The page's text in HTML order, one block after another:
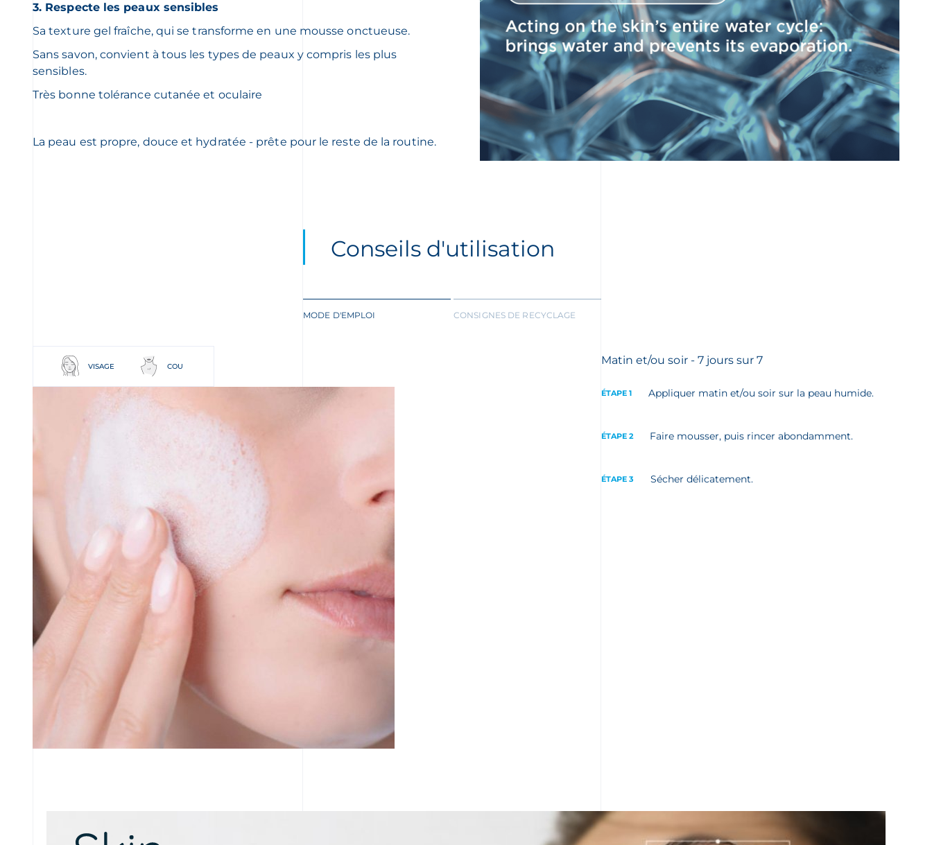
3. Respecte les peaux sensibles
Sa texture gel fraîche, qui se transforme en une mousse onctueuse.
Sans savon, convient à tous les types de peaux y compris les plus
sensibles.
Très bonne tolérance cutanée et oculaire
La peau est propre, douce et hydratée - prête pour le reste de la routine.
Conseils d'utilisation
MODE D'EMPLOI CONSIGNES DE RECYCLAGE
VISAGE COU Matin et/ou soir - 7 jours sur 7
ÉTAPE 1 Appliquer matin et/ou soir sur la peau humide.
ÉTAPE 2 Faire mousser, puis rincer abondamment.
ÉTAPE 3 Sécher délicatement.